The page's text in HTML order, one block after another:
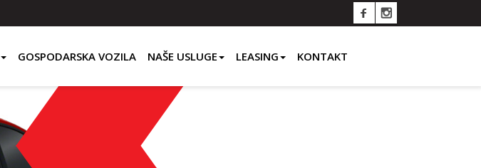
GOSPODARSKA VOZILA NAŠE USLUGE LEASING KONTAKT